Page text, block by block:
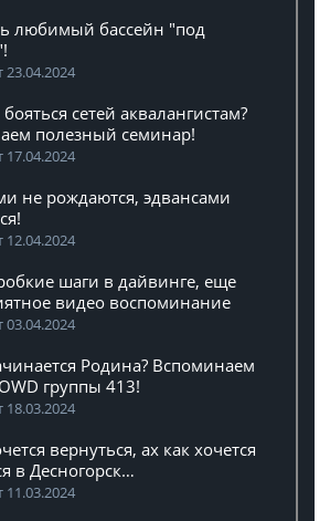
любимый бассейн "под
23.04.2024
сетей аквалангистам?
полезный семинар!
17.04.2024
не рождаются, эдвансами
12.04.2024
шаги в дайвинге, еще
видео воспоминание
03.04.2024
Родина? Вспоминаем
группы 413!
18.03.2024
вернуться, ах как хочется
в Десногорск…
11.03.2024